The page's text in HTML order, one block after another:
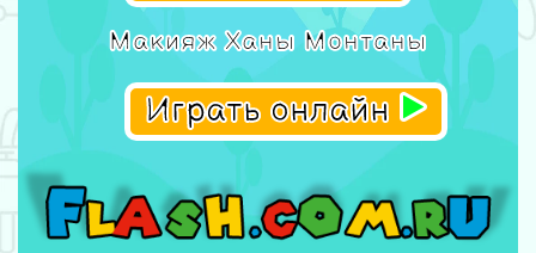
Макияж Ханы Монтаны
Играть онлайн